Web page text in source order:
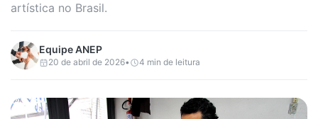
artística no Brasil.
EquipeANEP
20 de abril de 2026• 4 min de leitura